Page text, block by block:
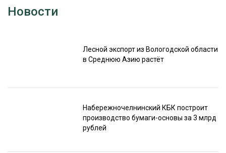
Новости
Лесной экспорт из Вологодской области
в Среднюю Азию растёт
Набережночелнинский КБК построит
производство бумаги-основы за 3 млрд
рублей